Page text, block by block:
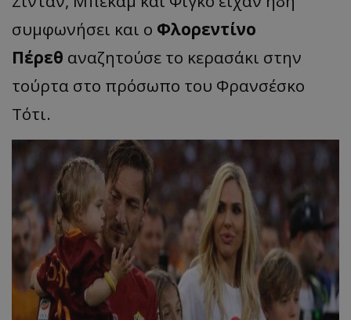
συμφωνήσει και ο Φλορεντίνο
Πέρεθ αναζητούσε το κερασάκι στην
τούρτα στο πρόσωπο του Φρανσέσκο
Τότι.